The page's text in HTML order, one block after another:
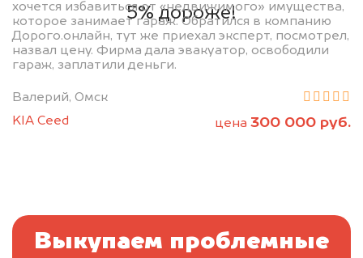
хочется избавиться от «недвижимого» имущества,
которое занимает гараж. Обратился в компанию
Дорого.онлайн, тут же приехал эксперт, посмотрел,
назвал цену. Фирма дала эвакуатор, освободили
гараж, заплатили деньги.
Валерий, Омск
KIA Ceed
цена 300 000 руб.
5% дороже!
Выкупаем проблемные